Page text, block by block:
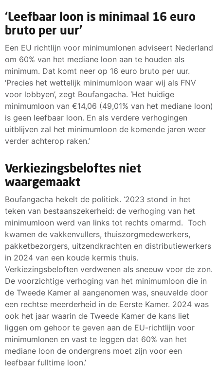
‘Leefbaar loon is minimaal 16 euro
bruto per uur’
Een EU richtlijn voor minimumlonen adviseert Nederland
om 60% van het mediane loon aan te houden als
minimum. Dat komt neer op 16 euro bruto per uur.
‘Precies het wettelijk minimumloon waar wij als FNV
voor lobbyen’, zegt Boufangacha. ‘Het huidige
minimumloon van €14,06 (49,01% van het mediane loon)
is geen leefbaar loon. En als verdere verhogingen
uitblijven zal het minimumloon de komende jaren weer
verder achterop raken.’
Verkiezingsbeloftes niet
waargemaakt
Boufangacha hekelt de politiek. ‘2023 stond in het
teken van bestaanszekerheid: de verhoging van het
minimumloon werd van links tot rechts omarmd. Toch
kwamen de vakkenvullers, thuiszorgmedewerkers,
pakketbezorgers, uitzendkrachten en distributiewerkers
in 2024 van een koude kermis thuis.
Verkiezingsbeloften verdwenen als sneeuw voor de zon.
De voorzichtige verhoging van het minimumloon die in
de Tweede Kamer al aangenomen was, sneuvelde door
een rechtse meerderheid in de Eerste Kamer. 2024 was
ook het jaar waarin de Tweede Kamer de kans liet
liggen om gehoor te geven aan de EU-richtlijn voor
minimumlonen en vast te leggen dat 60% van het
mediane loon de ondergrens moet zijn voor een
leefbaar fulltime loon.’